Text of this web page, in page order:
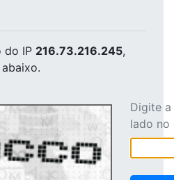
do IP 216.73.216.245,
Digite
lado no